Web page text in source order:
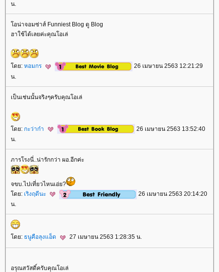
น.
อน่าจอมซ่าส์ Funniest Blog ดู Blog
ฮาใช้ได้เลยค่ะคุณโอเล่
ดย: หอมกร
26 เมษายน 2563 12:21:29
น.
เป็นเช่นนั้นจริงๆครับคุณโอเล่
ดย: กะว่าก๋า
26 เมษายน 2563 13:52:40
น.
ภารโรงนี่..น่ารักกว่า ผอ.อีกค่ะ
จขบ.ไปเที่ยวไหนเอ่ย?
ดย: เริงฤดีนะ
26 เมษายน 2563 20:14:20
น.
ดย: ธนูคือลุงแอ็ด 27 เมษายน 2563 1:28:35 น.
อรุณสวัสดิ์ครับคุณโอเล่